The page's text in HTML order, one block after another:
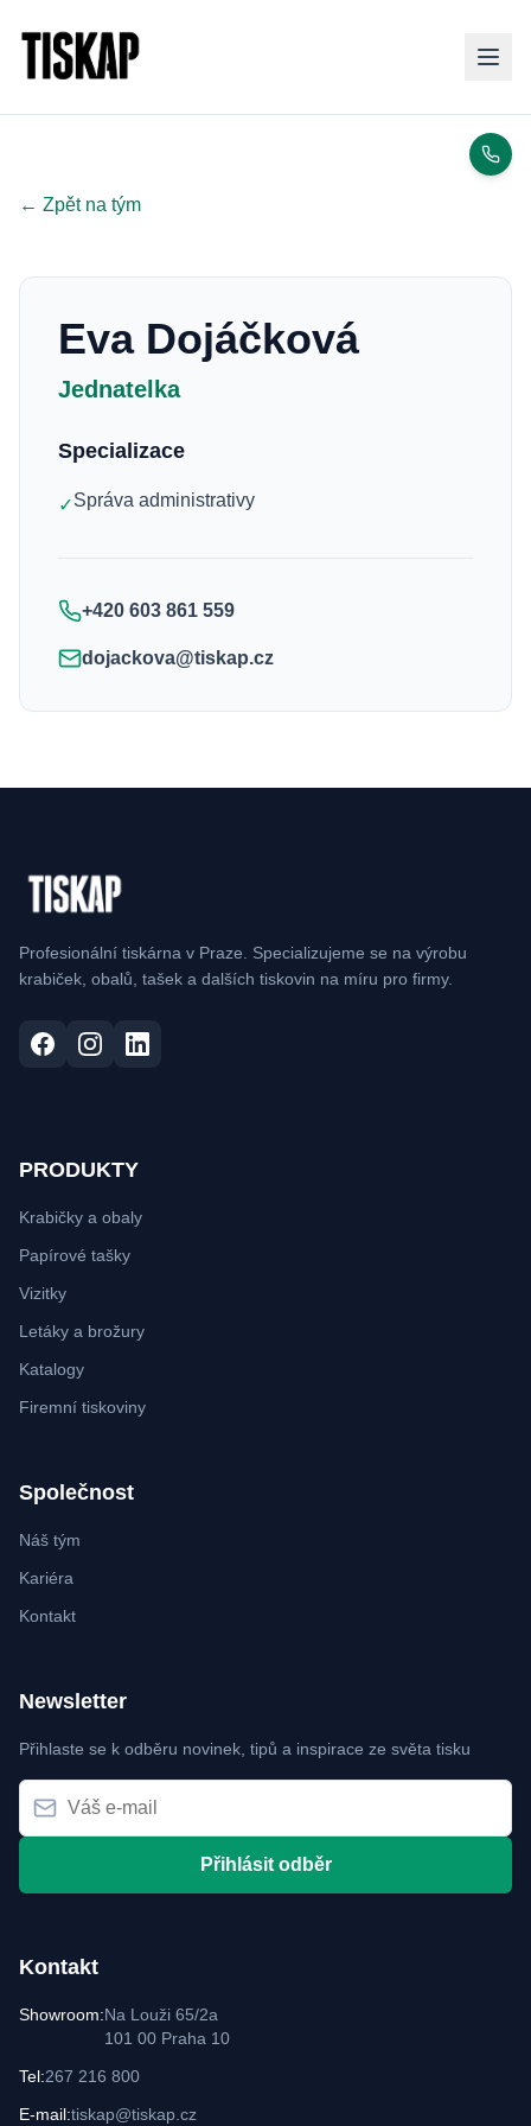
← Zpět na tým
Eva Dojáčková
Jednatelka
Specializace
✓Správa administrativy
+420 603 861 559
dojackova@tiskap.cz
Profesionální tiskárna v Praze. Specializujeme se na výrobu
krabiček, obalů, tašek a dalších tiskovin na míru pro firmy.
PRODUKTY
Krabičky a obaly
Papírové tašky
Vizitky
Letáky a brožury
Katalogy
Firemní tiskoviny
Společnost
Náš tým
Kariéra
Kontakt
Newsletter
Přihlaste se k odběru novinek, tipů a inspirace ze světa tisku
Přihlásit odběr
Kontakt
Showroom:Na Louži 65/2a
101 00 Praha 10
Tel:267 216 800
E-mail:tiskap@tiskap.cz